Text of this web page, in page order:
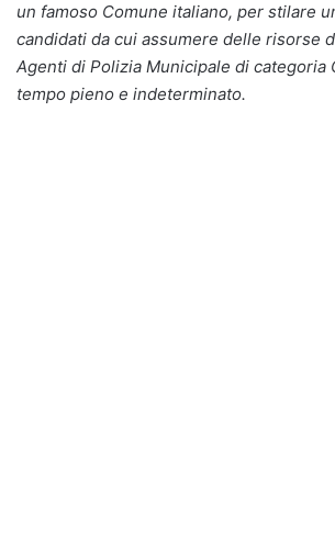
un famoso Comune italiano, per stilare
candidati da cui assumere delle risorse
Agenti di Polizia Municipale di categoria
tempo pieno e indeterminato.